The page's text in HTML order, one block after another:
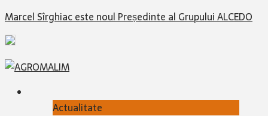
Marcel Sîrghiac este noul Președinte al Grupului ALCEDO
Actualitate